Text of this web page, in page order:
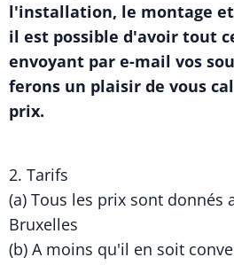
l'installation, le montage
il est possible d'avoir tout
envoyant par e-mail vos
ferons un plaisir de vous
prix.
2. Tarifs
(a) Tous les prix sont donnés
Bruxelles
(b) A moins qu'il en soit